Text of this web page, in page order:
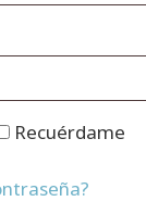
Recuérdame